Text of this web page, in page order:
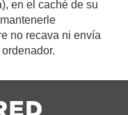
en el caché de su
no recava ni envía